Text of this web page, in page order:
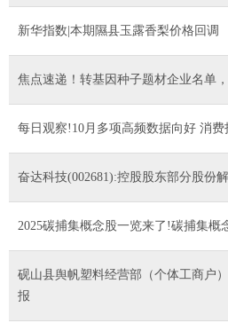
新华指数|本期隰县玉露香梨价格回调
焦点速递！转基因种子题材企业名单，
每日观察!10月多项高频数据向好 消费
奋达科技(002681):控股股东部分股份
2025碳捕集概念股一览来了!碳捕集概
砚山县舆帆塑料经营部（个体工商户
报